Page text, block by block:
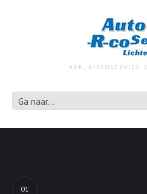
APK, AIRCOSERVICE
01